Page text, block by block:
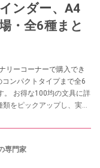
ンダー、A4
・全6種まと
リーコーナーで購入でき
ンパクトタイプまで全6
。 お得な100均の文具に詳
をピックアップし、実際
専門家